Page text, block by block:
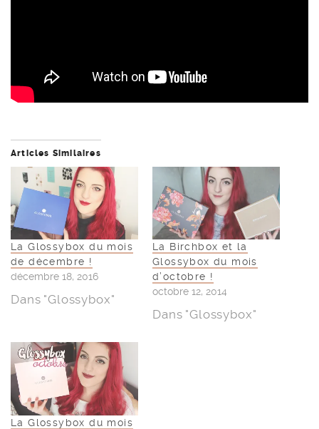
Articles Similaires
La Glossybox du mois
de décembre !
décembre 18, 2016
Dans "Glossybox"
La Birchbox et la
Glossybox du mois
d’octobre !
octobre 12, 2014
Dans "Glossybox"
La Glossybox du mois